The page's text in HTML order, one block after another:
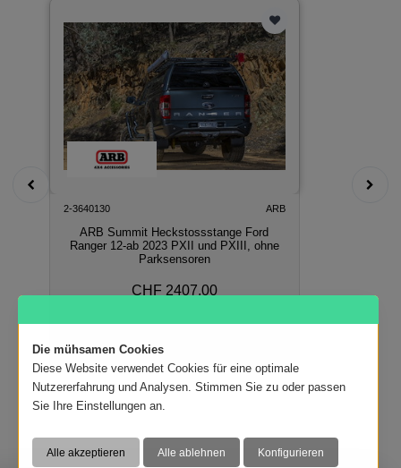
2-3640130 ARB
ARB Summit Heckstossstange Ford
Ranger 12-ab 2023 PXII und PXIII, ohne
Parksensoren
CHF 2407.00
Die mühsamen Cookies
Diese Website verwendet Cookies für eine optimale
Nutzererfahrung und Analysen. Stimmen Sie zu oder passen
Sie Ihre Einstellungen an.